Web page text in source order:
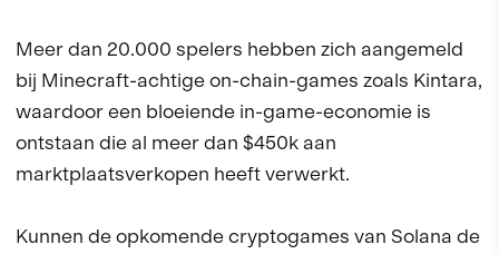
Meer dan 20.000 spelers hebben zich aangemeld
bij Minecraft-achtige on-chain-games zoals Kintara,
waardoor een bloeiende in-game-economie is
ontstaan die al meer dan $450k aan
marktplaatsverkopen heeft verwerkt.
Kunnen de opkomende cryptogames van Solana de